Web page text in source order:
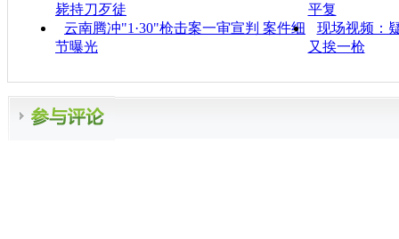
毙持刀歹徒
平复
云南腾冲"1·30"枪击案一审宣判 案件细
节曝光
现场视频：
又挨一枪